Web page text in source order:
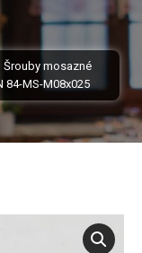
Šrouby mosazné
84-MS-M08x025